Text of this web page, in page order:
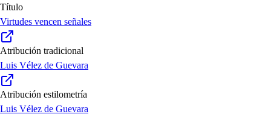
Título
Virtudes vencen señales
Atribución tradicional
Luis Vélez de Guevara
Atribución estilometría
Luis Vélez de Guevara